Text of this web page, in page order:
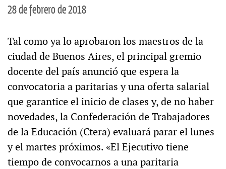
28 de febrero de 2018
Tal como ya lo aprobaron los maestros de la
ciudad de Buenos Aires, el principal gremio
docente del país anunció que espera la
convocatoria a paritarias y una oferta salarial
que garantice el inicio de clases y, de no haber
novedades, la Confederación de Trabajadores
de la Educación (Ctera) evaluará parar el lunes
y el martes próximos. «El Ejecutivo tiene
tiempo de convocarnos a una paritaria